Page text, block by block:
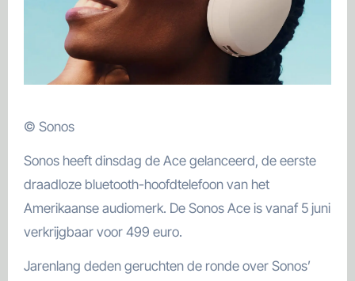
© Sonos
Sonos heeft dinsdag de Ace gelanceerd, de eerste
draadloze bluetooth-hoofdtelefoon van het
Amerikaanse audiomerk. De Sonos Ace is vanaf 5 juni
verkrijgbaar voor 499 euro.
Jarenlang deden geruchten de ronde over Sonos’